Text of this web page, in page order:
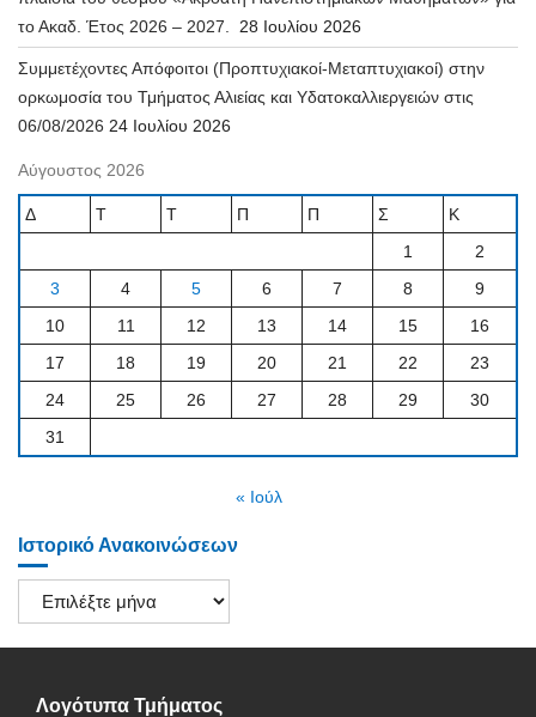
το Ακαδ. Έτος 2026 – 2027.
28 Ιουλίου 2026
Συμμετέχοντες Απόφοιτοι (Προπτυχιακοί-Μεταπτυχιακοί) στην
ορκωμοσία του Τμήματος Αλιείας και Υδατοκαλλιεργειών στις
06/08/2026 24 Ιουλίου 2026
Αύγουστος 2026
Δ Τ Τ Π Π Σ
Κ
1
2
3
4 5 6 7 8
9
10
11 12 13 14 15
16
17
18 19 20 21 22
23
24
25 26 27 28 29
30
31
« Ιούλ
Ιστορικό Ανακοινώσεων
Ιστορικό
Ανακοινώσεων
Λογότυπα Τμήματος